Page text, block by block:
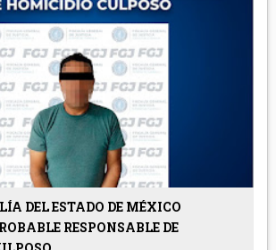
DEL ESTADO DE MÉXICO
RESPONSABLE DE